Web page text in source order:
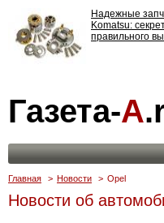
Надежные
Komatsu:
правильного
что нужно
Газета-А
Главная > Новости > Opel
Новости об